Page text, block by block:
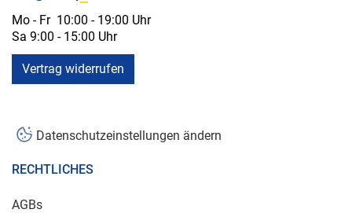
Mo - Fr 10:00 - 19:00 Uhr
Sa 9:00 - 15:00 Uhr
Vertrag widerrufen
Datenschutzeinstellungen ändern
RECHTLICHES
AGBs